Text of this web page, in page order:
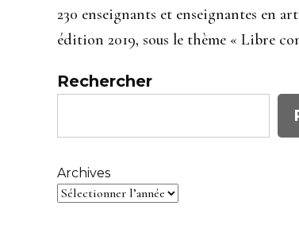
230 enseignants et enseignantes en
édition 2019, sous le thème « Libre
Rechercher
Archives